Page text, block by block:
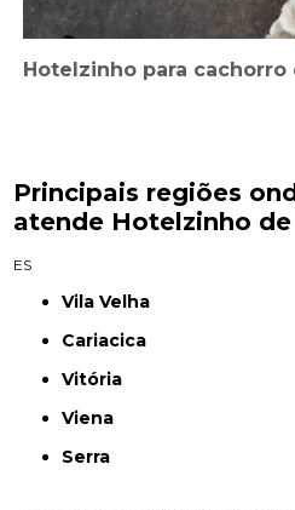
Hotelzinho para cachorro
Principais regiões
atende Hotelzinho
ES
Vila Velha
Cariacica
Vitória
Viena
Serra